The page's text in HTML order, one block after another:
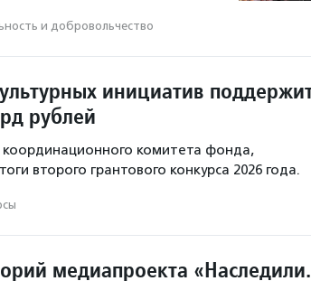
и доброволь­чест­во
инициатив
рублей
координационного комитета фонда,
второго грантового конкурса 2026 года.
медиапроекта «Наследили.